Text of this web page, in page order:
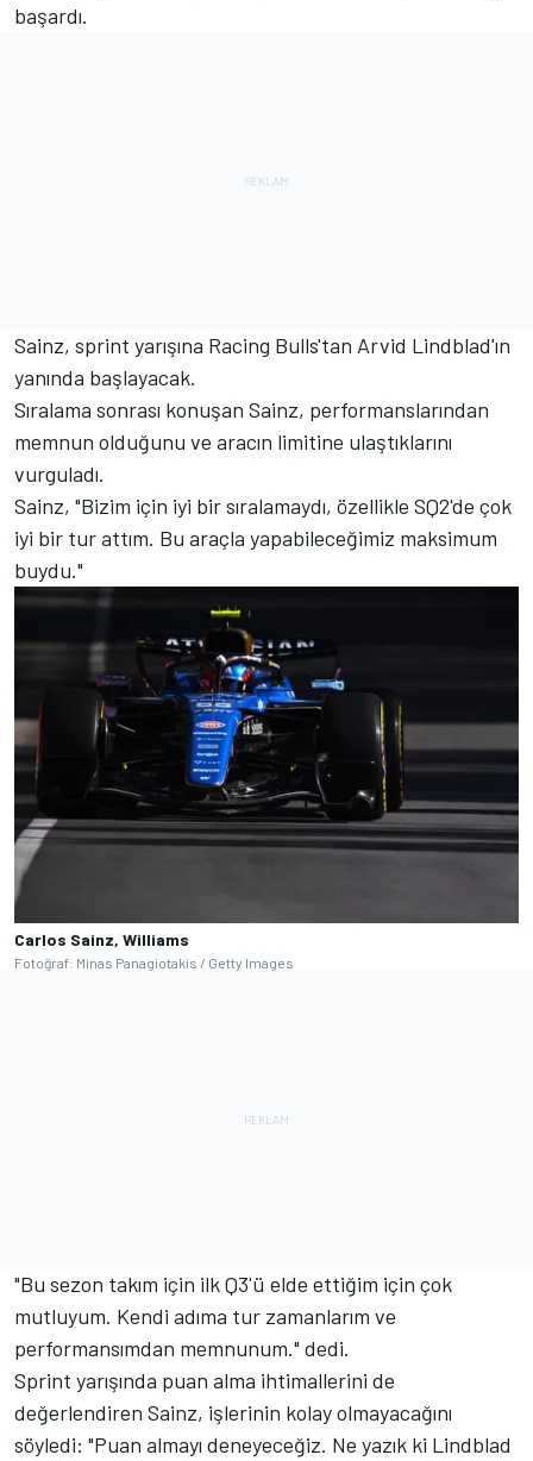
başardı.
Sainz, sprint yarışına Racing Bulls'tan Arvid Lindblad'ın
yanında başlayacak.
Sıralama sonrası konuşan Sainz, performanslarından
memnun olduğunu ve aracın limitine ulaştıklarını
vurguladı.
Sainz, "Bizim için iyi bir sıralamaydı, özellikle SQ2'de çok
iyi bir tur attım. Bu araçla yapabileceğimiz maksimum
buydu."
Carlos Sainz, Williams
Fotoğraf: Minas Panagiotakis / Getty Images
"Bu sezon takım için ilk Q3'ü elde ettiğim için çok
mutluyum. Kendi adıma tur zamanlarım ve
performansımdan memnunum." dedi.
Sprint yarışında puan alma ihtimallerini de
değerlendiren Sainz, işlerinin kolay olmayacağını
söyledi: "Puan almayı deneyeceğiz. Ne yazık ki Lindblad